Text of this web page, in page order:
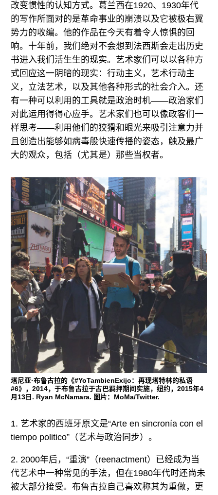
改变惯性的认知方式。葛兰西在1920、1930年代
的写作所面对的是革命事业的崩溃以及它被极右翼
势力的收编。他的作品在今天有着令人惊惧的回
响。十年前，我们绝对不会想到法西斯会走出历史
书进入我们活生生的现实。艺术家们可以以各种方
式回应这一阴暗的现实：行动主义，艺术行动主
义，立法艺术，以及其他各种形式的社会介入。还
有一种可以利用的工具就是政治时机——政治家们
对此运用得得心应手。艺术家们也可以像政客们一
样思考——利用他们的狡猾和眼光来吸引注意力并
且创造出能够如病毒般快速传播的姿态，触及最广
大的观众，包括（尤其是）那些当权者。
塔尼亚·布鲁古拉的《#YoTambienExijo：再现塔特林的私语
#6》，2014，于布鲁古拉于古巴羁押期间实施，纽约，2015年4
月13日. Ryan McNamara. 图片：MoMa/Twitter.
1. 艺术家的西班牙原文是“Arte en sincronía con el
tiempo politico”（艺术与政治同步）。
2. 2000年后，“重演”（reenactment）已经成为当
代艺术中一种常见的手法，但在1980年代时还尚未
被大部分接受。布鲁古拉自己喜欢称其为重做，更